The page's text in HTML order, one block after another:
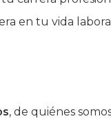
en tu vida
, de quiénes